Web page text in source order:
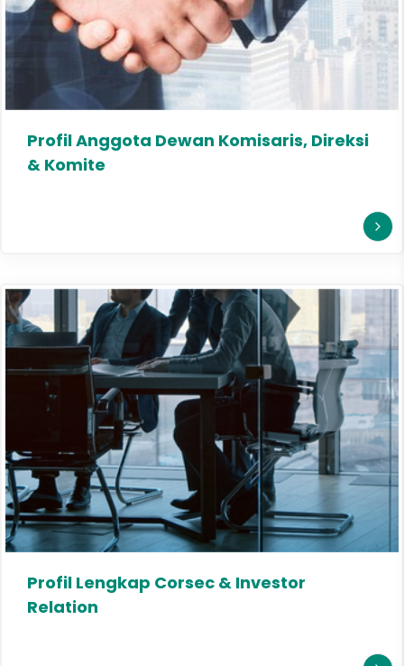
Profil Anggota Dewan Komisaris, Direksi
& Komite
Profil Lengkap Corsec & Investor
Relation